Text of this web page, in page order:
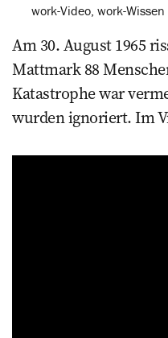
work-Video, work-Wissen
Am 30. August 1965
Mattmark 88
Katastrophe war
wurden ignoriert. Im